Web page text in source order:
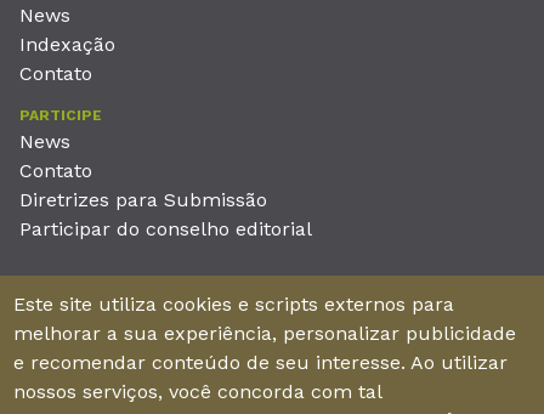
News
Indexação
Contato
PARTICIPE
News
Contato
Diretrizes para Submissão
Participar do conselho editorial
Unieducar Inteligência Educacional Ltda
CNPJ: 05.569.970/0001-26
Av. Desembargador Moreira, No. 2001 – 11º andar - Bairro
Aldeota
Este site utiliza cookies e scripts externos para
melhorar a sua experiência, personalizar publicidade
e recomendar conteúdo de seu interesse. Ao utilizar
nossos serviços, você concorda com tal